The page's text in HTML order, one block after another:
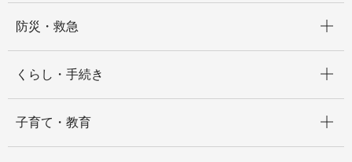
防災・救急
くらし・手続き
子育て・教育